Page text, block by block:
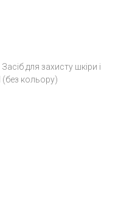
Засіб для захисту шкіри і
(без кольору)